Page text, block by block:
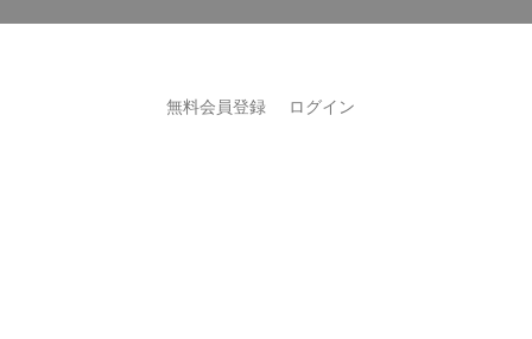
無料会員登録 ログイン